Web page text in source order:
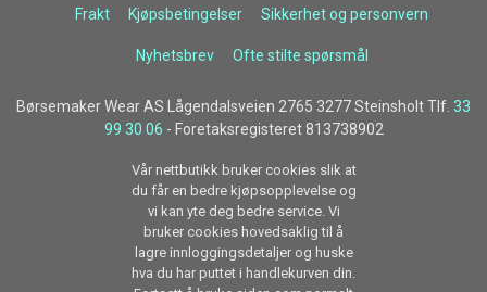
Frakt Kjøpsbetingelser Sikkerhet og personvern
Nyhetsbrev Ofte stilte spørsmål
Børsemaker Wear AS Lågendalsveien 2765 3277 Steinsholt Tlf. 33
99 30 06 - Foretaksregisteret 813738902
Vår nettbutikk bruker cookies slik at
du får en bedre kjøpsopplevelse og
vi kan yte deg bedre service. Vi
bruker cookies hovedsaklig til å
lagre innloggingsdetaljer og huske
hva du har puttet i handlekurven din.